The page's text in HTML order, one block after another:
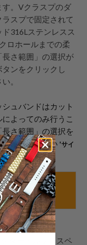
。Vクラスプのダ
スプで固定されて
316Lステンレスス
ロホールまでの柔
さ範囲」の選択が
ンをクリックし
。
ュバンドはカット
よってのみ行うこ
さ範囲」の選択を
してください 'サイ
い。
こちら
タートルプロスペ